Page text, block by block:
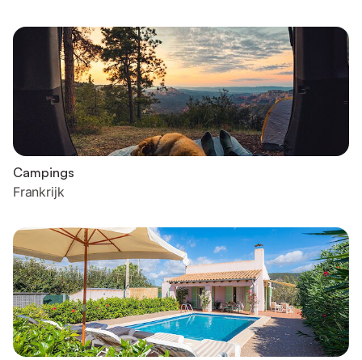
Campings
Frankrijk